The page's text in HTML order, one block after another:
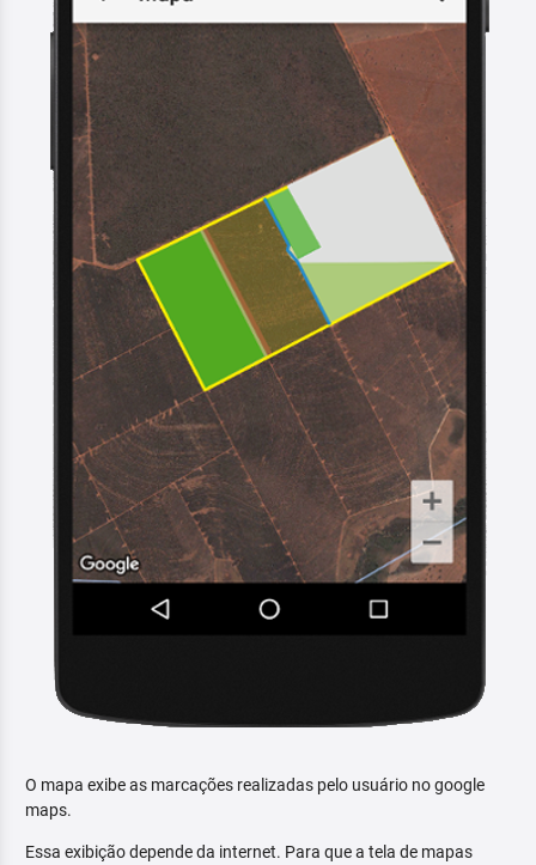
O mapa exibe as marcações realizadas pelo usuário no google
maps.
Essa exibição depende da internet. Para que a tela de mapas